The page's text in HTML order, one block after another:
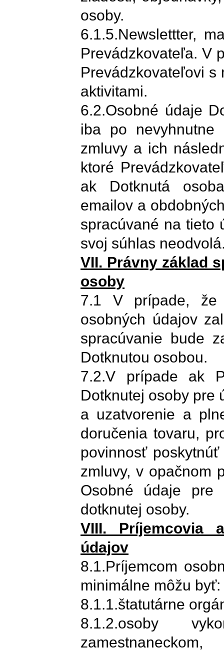
osoby.
6.1.5.Newslettter,
Prevádzkovateľa. V
Prevádzkovateľovi s
aktivitami.
6.2.Osobné údaje
iba po nevyhnutne
zmluvy a ich
ktoré
ak Dotknutá
emailov a
spracúvané na tieto
svoj súhlas
VII. Právny základ
osoby
7.1 V prípade, že
osobných údajov
spracúvanie bude
Dotknutou osobou.
7.2.V prípade ak
Dotknutej osoby pre
a uzatvorenie a
doručenia tovaru,
povinnosť
zmluvy, v opačnom
Osobné údaje pre
dotknutej osoby.
VIII. Príjemcovia
údajov
8.1.Príjemcom
minimálne môžu byť:
8.1.1.štatutárne
8.1.2.osoby